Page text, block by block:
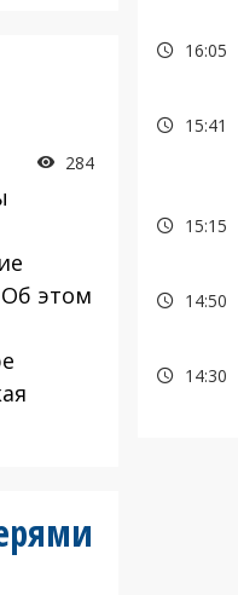
284
этом
16:05
15:41
15:15
14:50
14:30